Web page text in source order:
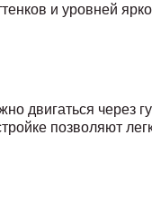
и уровней
двигаться через
позволяют